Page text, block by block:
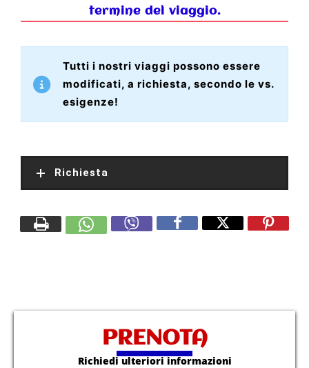
termine del viaggio.
Tutti i nostri viaggi possono essere
modificati, a richiesta, secondo le vs.
esigenze!
Richiesta
PRENOTA
Richiedi ulteriori informazioni